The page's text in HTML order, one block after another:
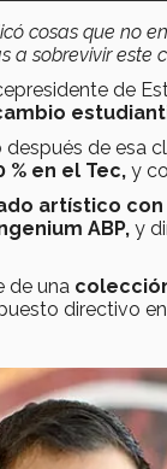
cosas que no
a sobrevivir este
de
de esa
en el Tec, y
artístico
ABP, y
de una
directivo